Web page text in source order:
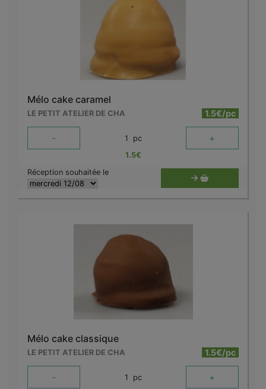
Mélo cake caramel
LE PETIT ATELIER DE CHA 1.5€/pc
- 1 pc +
1.5€
Réception souhaitée le
Mélo cake classique
LE PETIT ATELIER DE CHA 1.5€/pc
- 1 pc +